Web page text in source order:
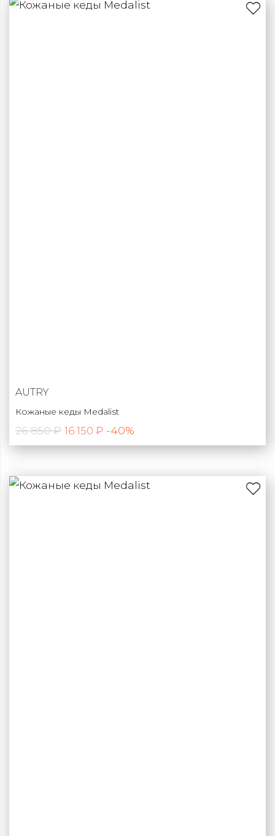
AUTRY
Кожаные кеды Medalist
26 850 ₽ 16 150 ₽ -40%